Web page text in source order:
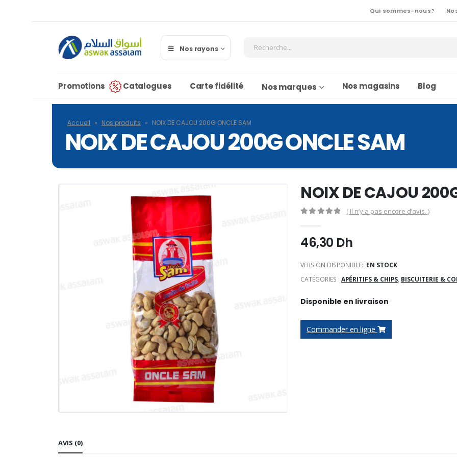
Qui sommes-nous?
Nos rayons
Promotions Catalogues Carte fidélité Nos marques Nos magasins Blog
Accueil » Nos produits » NOIX DE CAJOU 200G ONCLE SAM
NOIX DE CAJOU 200G ONCLE SAM
NOIX DE CAJOU
( Il n’y a pas encore d’avis. )
46,30 Dh
VERSION DISPONIBLE:: EN STOCK
CATÉGORIES : APÉRITIFS & CHIPS, BISCUITERIE &
Disponible en livraison
Commander en ligne
AVIS (0)